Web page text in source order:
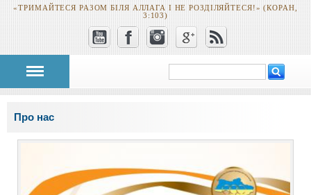
«ТРИМАЙТЕСЯ РАЗОМ БІЛЯ АЛЛАГА І НЕ РОЗДІЛЯЙТЕСЯ!» (КОРАН,
3:103)
Пошукова
Ви є тут
Про нас